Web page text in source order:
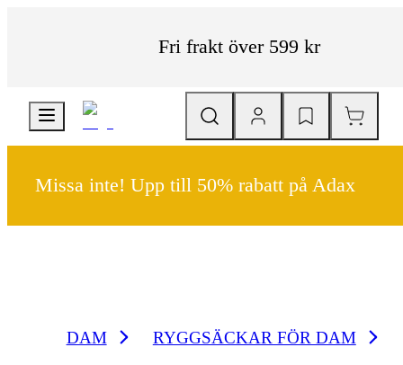
Fri frakt över 599 kr
Missa inte! Upp till 50% rabatt på Adax
DAM RYGGSÄCKAR FÖR DAM